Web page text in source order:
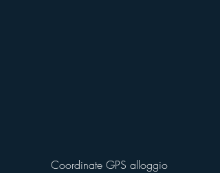
Coordinate GPS alloggio